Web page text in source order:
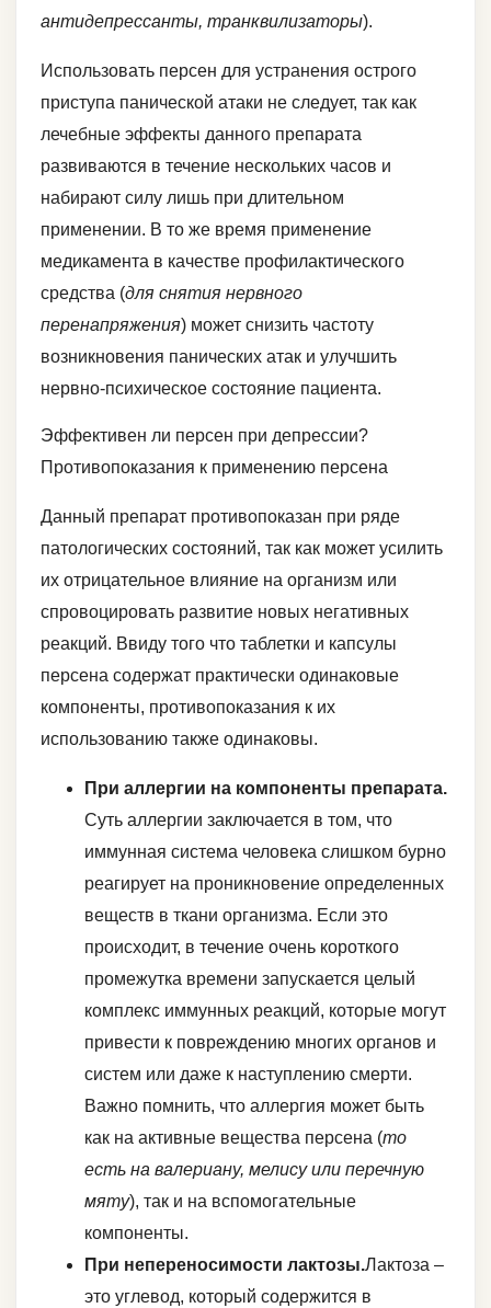
антидепрессанты, транквилизаторы).
Использовать персен для устранения острого
приступа панической атаки не следует, так как
лечебные эффекты данного препарата
развиваются в течение нескольких часов и
набирают силу лишь при длительном
применении. В то же время применение
медикамента в качестве профилактического
средства (для снятия нервного
перенапряжения) может снизить частоту
возникновения панических атак и улучшить
нервно-психическое состояние пациента.
Эффективен ли персен при депрессии?
Противопоказания к применению персена
Данный препарат противопоказан при ряде
патологических состояний, так как может усилить
их отрицательное влияние на организм или
спровоцировать развитие новых негативных
реакций. Ввиду того что таблетки и капсулы
персена содержат практически одинаковые
компоненты, противопоказания к их
использованию также одинаковы.
При аллергии на компоненты препарата.
Суть аллергии заключается в том, что
иммунная система человека слишком бурно
реагирует на проникновение определенных
веществ в ткани организма. Если это
происходит, в течение очень короткого
промежутка времени запускается целый
комплекс иммунных реакций, которые могут
привести к повреждению многих органов и
систем или даже к наступлению смерти.
Важно помнить, что аллергия может быть
как на активные вещества персена (то
есть на валериану, мелису или перечную
мяту), так и на вспомогательные
компоненты.
При непереносимости лактозы.Лактоза –
это углевод, который содержится в